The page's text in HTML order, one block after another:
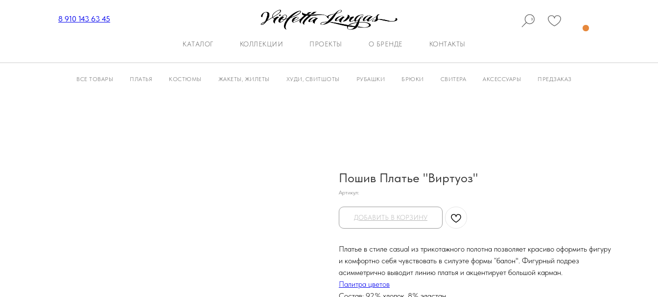
8 910 143 63 45
КАТАЛОГ КОЛЛЕКЦИИ ПРОЕКТЫ О БРЕНДЕ КОНТАКТЫ
ВСЕ ТОВАРЫ ПЛАТЬЯ КОСТЮМЫ ЖАКЕТЫ, ЖИЛЕТЫ ХУДИ, СВИТШОТЫ РУБАШКИ БРЮКИ СВИТЕРА АКСЕССУАРЫ ПРЕДЗАКАЗ
Пошив Платье "Виртуоз"
Артикул:
ДОБАВИТЬ В КОРЗИНУ
Платье в стиле casual из трикотажного полотна позволяет красиво оформить фигуру
и комфортно себя чувствовать в силуэте формы “балон". Фигурный подрез
асимметрично выводит линию платья и акцентирует большой карман.
Палитра цветов